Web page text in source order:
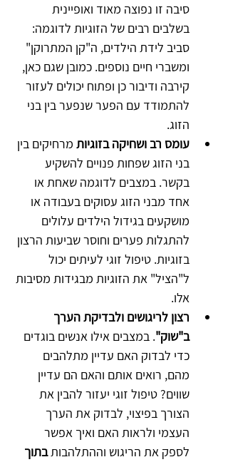
סיבה זו נפוצה מאוד ואופיינית
בשלבים רבים של הזוגיות לדוגמה:
סביב לידת הילדים, ה"קן המתרוקן"
ומשברי חיים נוספים. כמובן שגם כאן,
קירבה ודיבור כן ופתוח יכולים לעזור
להתמודד עם הפער שנפער בין בני
הזוג.
עומס רב ושחיקה בזוגיות מרחיקים בין
בני הזוג שפחות פנויים להשקיע
בקשר. במצבים לדוגמה שאחת או
אחד מבני הזוג עסוקים בעבודה או
מושקעים בגידול הילדים עלולים
להתגלות פערים וחוסר שביעות הרצון
בזוגיות. טיפול זוגי לעיתים יכול
ל"הציל" את הזוגיות מבגידות מסיבות
אלו.
רצון לריגושים ולבדיקת הערך
ב"שוק". במצבים אילו אנשים בוגדים
כדי לבדוק האם עדיין מתלהבים
מהם, רואים אותם והאם הם עדיין
שווים? טיפול זוגי יעזור להבין את
הצורך בפיצוי, לבדוק את הערך
העצמי ולראות האם ואיך אפשר
לספק את הריגוש וההתלהבות בתוך